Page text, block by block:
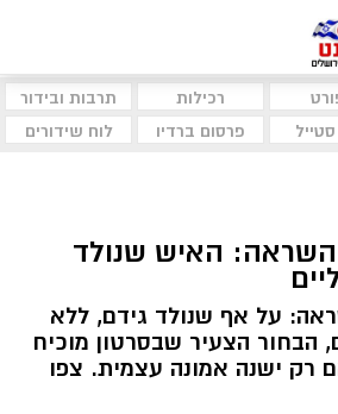
רכילות
תרבות ובידור
פרסום ברדיו לוח שידורים
השראה: האיש שנולד
על אף שנולד גידם, ללא
הבחור הצעיר שבסרטון מוכיח
רק ישנה אמונה עצמית. צפו